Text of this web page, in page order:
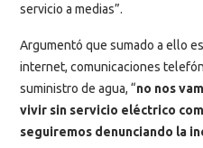
servicio a medias”.
Argumentó que sumado a ello
internet, comunicaciones
suministro de agua, “no nos
vivir sin servicio eléctrico
seguiremos denunciando la